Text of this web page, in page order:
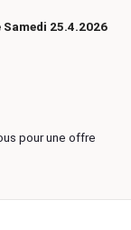
Samedi 25.4.2026
pour une offre